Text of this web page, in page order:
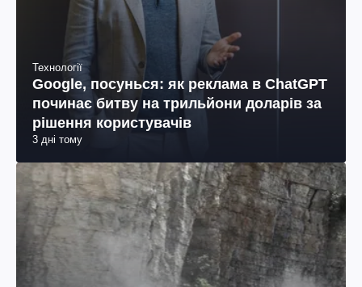
Технології
Google, посунься: як реклама в ChatGPT
починає битву на трильйони доларів за
рішення користувачів
3 дні тому